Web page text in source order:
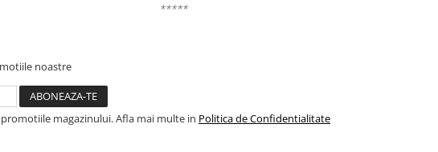
*****
noastre
magazinului. Afla mai multe in Politica de Confidentialitate